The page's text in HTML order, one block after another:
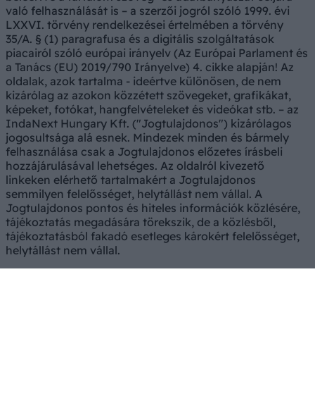
való felhasználását is – a szerzői jogról szóló 1999. évi
LXXVI. törvény rendelkezései értelmében a törvény
35/A. § (1) paragrafusa és a digitális szolgáltatások
piacairól szóló európai irányelv (Az Európai Parlament és
a Tanács (EU) 2019/790 Irányelve) 4. cikke alapján! Az
oldalak, azok tartalma - ideértve különösen, de nem
kizárólag az azokon közzétett szövegeket, grafikákat,
képeket, fotókat, hangfelvételeket és videókat stb. – az
IndaNext Hungary Kft. ("Jogtulajdonos") kizárólagos
jogosultsága alá esnek. Mindezek minden és bármely
felhasználása csak a Jogtulajdonos előzetes írásbeli
hozzájárulásával lehetséges. Az oldalról kivezető
linkeken elérhető tartalmakért a Jogtulajdonos
semmilyen felelősséget, helytállást nem vállal. A
Jogtulajdonos pontos és hiteles információk közlésére,
tájékoztatás megadására törekszik, de a közlésből,
tájékoztatásból fakadó esetleges károkért felelősséget,
helytállást nem vállal.